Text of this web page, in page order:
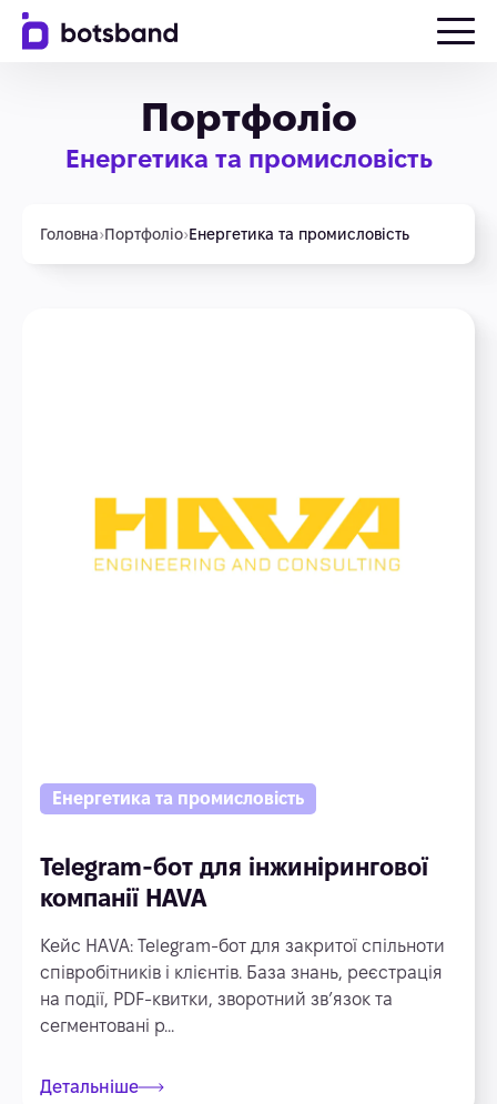
Портфоліо
Енергетика та промисловість
Головна›Портфоліо›Енергетика та промисловість
Енергетика та промисловість
Telegram-бот для інжинірингової
компанії HAVA
Кейс HAVA: Telegram-бот для закритої спільноти
співробітників і клієнтів. База знань, реєстрація
на події, PDF-квитки, зворотний зв’язок та
сегментовані р...
Детальніше